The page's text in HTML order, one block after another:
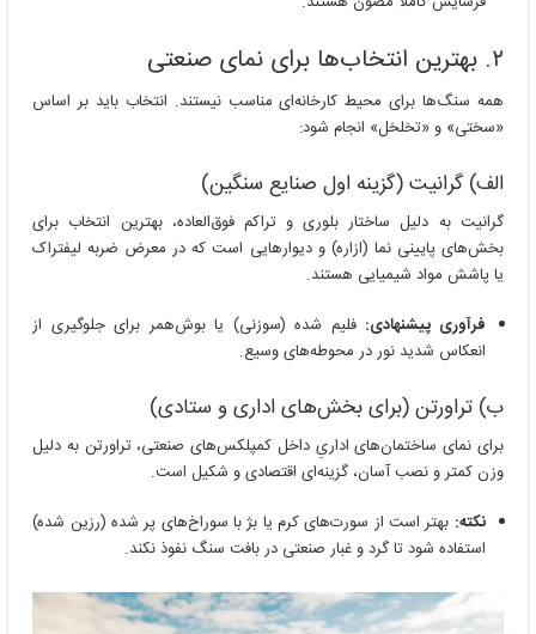
۲. بهترین انتخاب‌ها برای نمای صنعتی
همه سنگ‌ها برای محیط کارخانه‌ای مناسب نیستند. انتخاب باید بر اساس
«سختی» و «تخلخل» انجام شود:
الف) گرانیت (گزینه اول صنایع سنگین)
گرانیت به دلیل ساختار بلوری و تراکم فوق‌العاده، بهترین انتخاب برای
بخش‌های پایینی نما (ازاره) و دیوارهایی است که در معرض ضربه لیفتراک
یا پاشش مواد شیمیایی هستند.
فرآوری پیشنهادی: فلیم شده (سوزنی) یا بوش‌همر برای جلوگیری از
انعکاس شدید نور در محوطه‌های وسیع.
ب) تراورتن (برای بخش‌های اداری و ستادی)
برای نمای ساختمان‌های اداریِ داخل کمپلکس‌های صنعتی، تراورتن به دلیل
وزن کمتر و نصب آسان، گزینه‌ای اقتصادی و شکیل است.
نکته: بهتر است از سورت‌های کرم یا بژ با سوراخ‌های پر شده (رزین شده)
استفاده شود تا گرد و غبار صنعتی در بافت سنگ نفوذ نکند.